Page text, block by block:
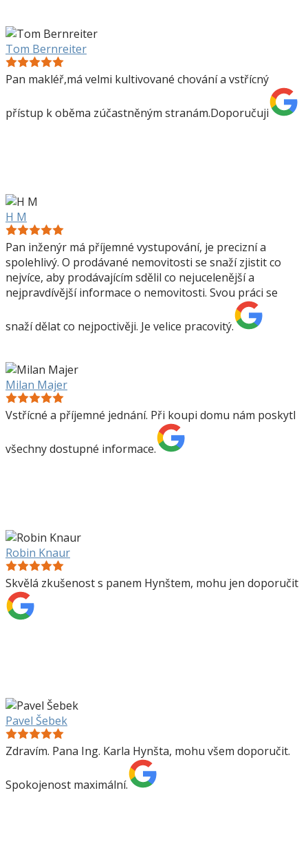
Tom Bernreiter
Pan makléř,má velmi kultivované chování a vstřícný
přístup k oběma zúčastněným stranám.Doporučuji
H M
Pan inženýr má příjemné vystupování, je precizní a
spolehlivý. O prodávané nemovitosti se snaží zjistit co
nejvíce, aby prodávajícím sdělil co nejucelenější a
nejpravdívější informace o nemovitosti. Svou práci se
snaží dělat co nejpoctivěji. Je velice pracovitý.
Milan Majer
Vstřícné a příjemné jednání. Při koupi domu nám poskytl
všechny dostupné informace.
Robin Knaur
Skvělá zkušenost s panem Hynštem, mohu jen doporučit
Pavel Šebek
Zdravím. Pana Ing. Karla Hynšta, mohu všem doporučit.
Spokojenost maximální.